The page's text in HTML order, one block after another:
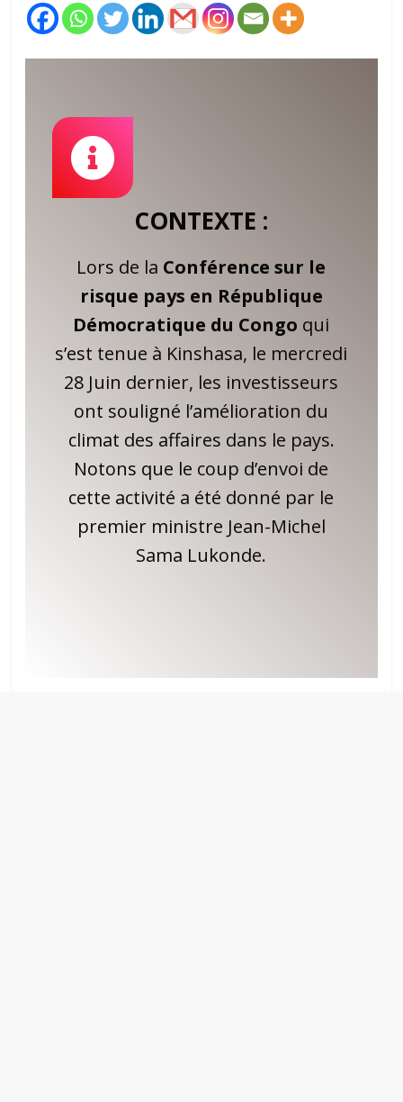
CONTEXTE :
Lors de la Conférence sur le
risque pays en République
Démocratique du Congo qui
s’est tenue à Kinshasa, le mercredi
28 Juin dernier, les investisseurs
ont souligné l’amélioration du
climat des affaires dans le pays.
Notons que le coup d’envoi de
cette activité a été donné par le
premier ministre Jean-Michel
Sama Lukonde.